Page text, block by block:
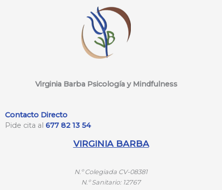
Virginia Barba Psicología y Mindfulness
Contacto Directo
Pide cita al 677 82 13 54
VIRGINIA BARBA
N.º Colegiada CV-08381
N.ºSanitario: 12767